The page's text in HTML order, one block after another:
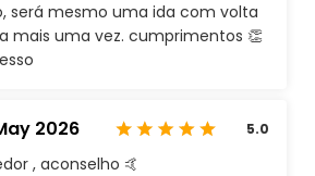
será mesmo uma ida com volta
mais uma vez. cumprimentos 👏
2026 5.0
, aconselho 🤙